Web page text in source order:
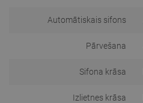
Automātiskais sifons
Pārvešana
Sifona krāsa
Izlietnes krāsa